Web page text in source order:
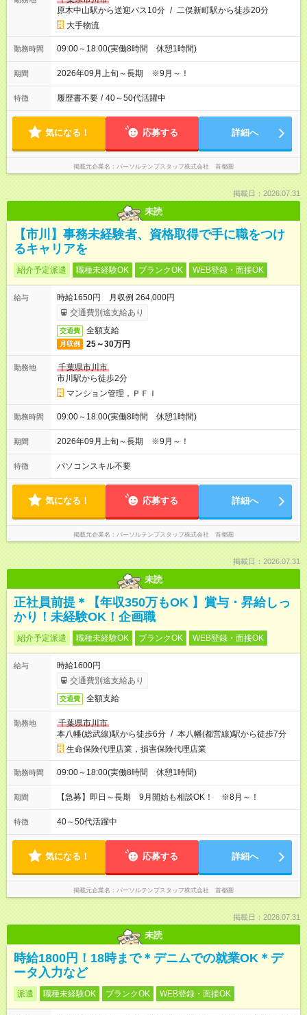
原木中山駅から送迎バス10分 / 二俣新町駅から徒歩20分
大手物流
勤務時間 09:00～18:00(実働8時間 休憩1時間)
期間 2026年09月上旬～長期 ※9月～！
特徴 履歴書不要 / 40～50代活躍中
気になる！ 応募する 詳細へ
掲載元企業名 パーソルテンプスタッフ株式会社 首都圏
掲載日：2026.07.31
未読
【市川】事務未経験者、資格取得で手に職をつけ
るキャリアを
紹介予定派遣 職種未経験OK ブランクOK WEB登録・面接OK
給与
時給1650円 月収例 264,000円
交通費別途支給あり
交通費 全額支給
月収例 25～30万円
勤務地
千葉県市川市
市川駅から徒歩2分
マンション管理，ＰＦＩ
勤務時間 09:00～18:00(実働8時間 休憩1時間)
期間 2026年09月上旬～長期 ※9月～！
特徴 パソコンスキル不要
気になる！ 応募する 詳細へ
掲載元企業名 パーソルテンプスタッフ株式会社 首都圏
掲載日：2026.07.31
未読
正社員前提＊【年収350万もOK 】賞与・昇給しっ
かり！未経験OK！企画職
紹介予定派遣 職種未経験OK ブランクOK WEB登録・面接OK
給与
時給1600円
交通費別途支給あり
交通費 全額支給
勤務地
千葉県市川市
本八幡(総武線)駅から徒歩6分 / 本八幡(都営線)駅から徒歩7分
生命保険代理店業，損害保険代理店業
勤務時間 09:00～18:00(実働8時間 休憩1時間)
期間 【急募】即日～長期 9月開始も相談OK！ ※8月～！
特徴 40～50代活躍中
気になる！ 応募する 詳細へ
掲載元企業名 パーソルテンプスタッフ株式会社 首都圏
掲載日：2026.07.31
未読
時給1800円！18時まで＊デニムでの就業OK＊デ
ータ入力など
派遣 職種未経験OK ブランクOK WEB登録・面接OK